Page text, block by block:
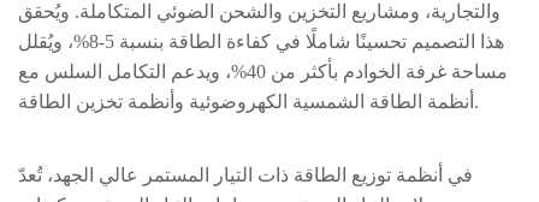
والتجارية، ومشاريع التخزين والشحن الضوئي المتكاملة. ويُحقق
هذا التصميم تحسينًا شاملًا في كفاءة الطاقة بنسبة 5-8%، ويُقلل
مساحة غرفة الخوادم بأكثر من 40%، ويدعم التكامل السلس مع
أنظمة الطاقة الشمسية الكهروضوئية وأنظمة تخزين الطاقة.
في أنظمة توزيع الطاقة ذات التيار المستمر عالي الجهد، تُعدّ